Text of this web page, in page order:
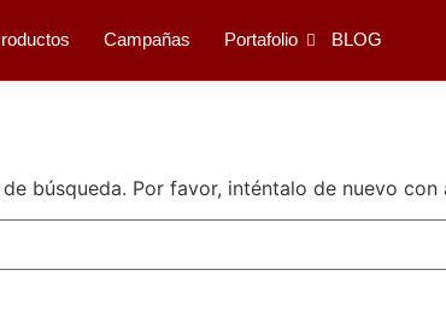
Campañas Portafolio BLOG
búsqueda. Por favor, inténtalo de nuevo con